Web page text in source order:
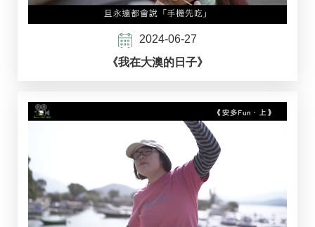
2024-06-27
《我在大澳的日子》